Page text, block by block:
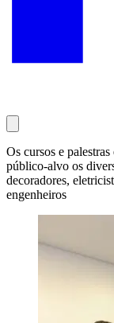
Os cursos e
público-alvo os
decoradores,
engenheiros